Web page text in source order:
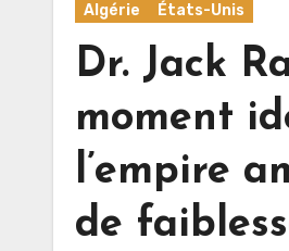
Algérie États-Unis
Dr. Jack
moment
l’empire
de